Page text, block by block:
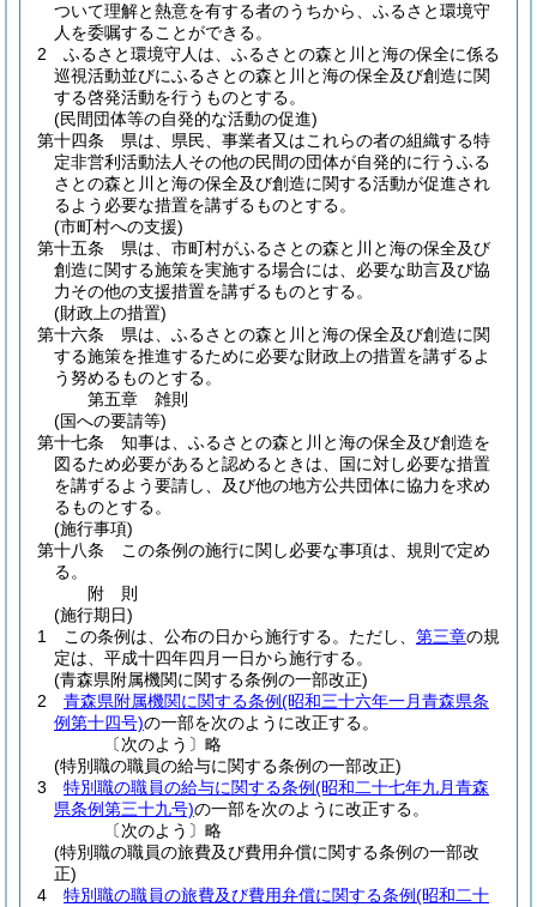
ついて理解と熱意を有する者のうちから、ふるさと環境守
人を委嘱することができる。
2
ふるさと環境守人は、ふるさとの森と川と海の保全に係る
巡視活動並びにふるさとの森と川と海の保全及び創造に関
する啓発活動を行うものとする。
(民間団体等の自発的な活動の促進)
第十四条
県は、県民、事業者又はこれらの者の組織する特
定非営利活動法人その他の民間の団体が自発的に行うふる
さとの森と川と海の保全及び創造に関する活動が促進され
るよう必要な措置を講ずるものとする。
(市町村への支援)
第十五条
県は、市町村がふるさとの森と川と海の保全及び
創造に関する施策を実施する場合には、必要な助言及び協
力その他の支援措置を講ずるものとする。
(財政上の措置)
第十六条
県は、ふるさとの森と川と海の保全及び創造に関
する施策を推進するために必要な財政上の措置を講ずるよ
う努めるものとする。
第五章
雑則
(国への要請等)
第十七条
知事は、ふるさとの森と川と海の保全及び創造を
図るため必要があると認めるときは、国に対し必要な措置
を講ずるよう要請し、及び他の地方公共団体に協力を求め
るものとする。
(施行事項)
第十八条
この条例の施行に関し必要な事項は、規則で定め
る。
附 則
(施行期日)
1
この条例は、公布の日から施行する。 ただし、 第三章の規
定は、平成十四年四月一日から施行する。
(青森県附属機関に関する条例の一部改正)
2
青森県附属機関に関する条例(昭和三十六年一月青森県条
例第十四号)の一部を次のように改正する。
〔次のよう〕略
(特別職の職員の給与に関する条例の一部改正)
3
特別職の職員の給与に関する条例(昭和二十七年九月青森
県条例第三十九号)の一部を次のように改正する。
〔次のよう〕略
(特別職の職員の旅費及び費用弁償に関する条例の一部改
正)
4
特別職の職員の旅費及び費用弁償に関する条例(昭和二十